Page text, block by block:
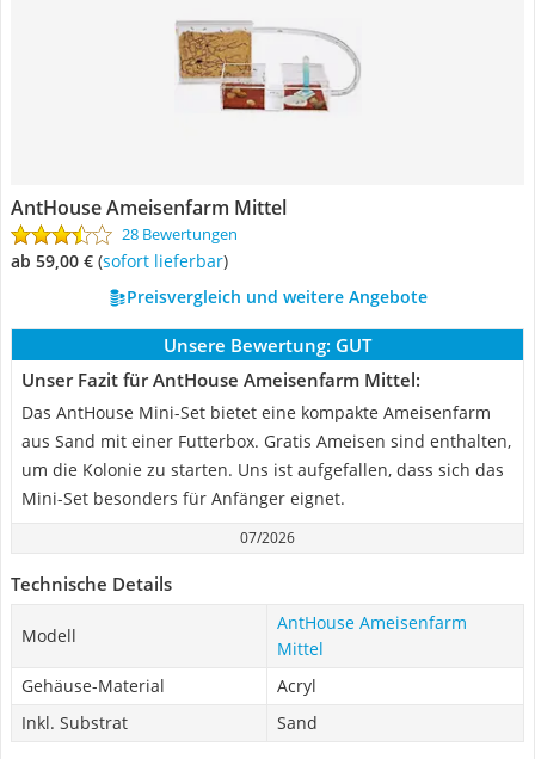
AntHouse Ameisenfarm Mittel
28 Bewertungen
ab 59,00 € ( Sofort lieferbar)
Preisvergleich und weitere Angebote
Unsere Bewertung: GUT
Unser Fazit für AntHouse Ameisenfarm Mittel:
Das AntHouse Mini-Set bietet eine kompakte Ameisenfarm
aus Sand mit einer Futterbox. Gratis Ameisen sind enthalten,
um die Kolonie zu starten. Uns ist aufgefallen, dass sich das
Mini-Set besonders für Anfänger eignet.
07/2026
Technische Details
Modell
AntHouse Ameisenfarm
Mittel
Gehäuse-Material
Acryl
Inkl. Substrat
Sand